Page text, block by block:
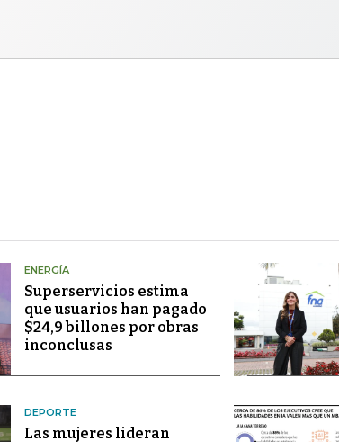
ENERGÍA
Superservicios estima
que usuarios han pagado
$24,9 billones por obras
inconclusas
DEPORTE
Las mujeres lideran